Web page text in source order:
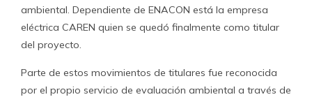
ambiental. Dependiente de ENACON está la empresa
eléctrica CAREN quien se quedó finalmente como titular
del proyecto.
Parte de estos movimientos de titulares fue reconocida
por el propio servicio de evaluación ambiental a través de